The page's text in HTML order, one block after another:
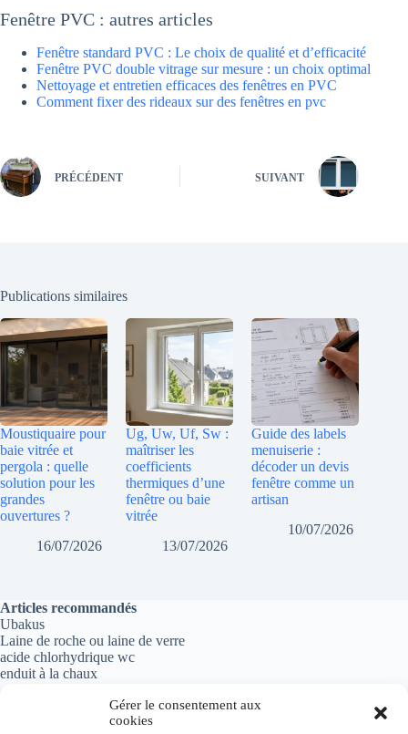
Gérer le consentement aux
cookies
Fenêtre PVC : autres articles
Fenêtre standard PVC : Le choix de qualité et d’efficacité
Fenêtre PVC double vitrage sur mesure : un choix optimal
Nettoyage et entretien efficaces des fenêtres en PVC
Comment fixer des rideaux sur des fenêtres en pvc
PRÉCÉDENT SUIVANT
Publications similaires
Moustiquaire pour
baie vitrée et
pergola : quelle
solution pour les
grandes
ouvertures ?
16/07/2026
Ug, Uw, Uf, Sw :
maîtriser les
coefficients
thermiques d’une
fenêtre ou baie
vitrée
13/07/2026
Guide des labels
menuiserie :
décoder un devis
fenêtre comme un
artisan
10/07/2026
Articles recommandés
Ubakus
Laine de roche ou laine de verre
acide chlorhydrique wc
enduit à la chaux